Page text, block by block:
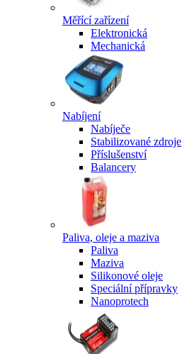
Měřící zařízení
Elektronická
Mechanická
Nabíjení
Nabíječe
Stabilizované zdroje
Příslušenství
Balancery
Paliva, oleje a maziva
Paliva
Maziva
Silikonové oleje
Speciální přípravky
Nanoprotech